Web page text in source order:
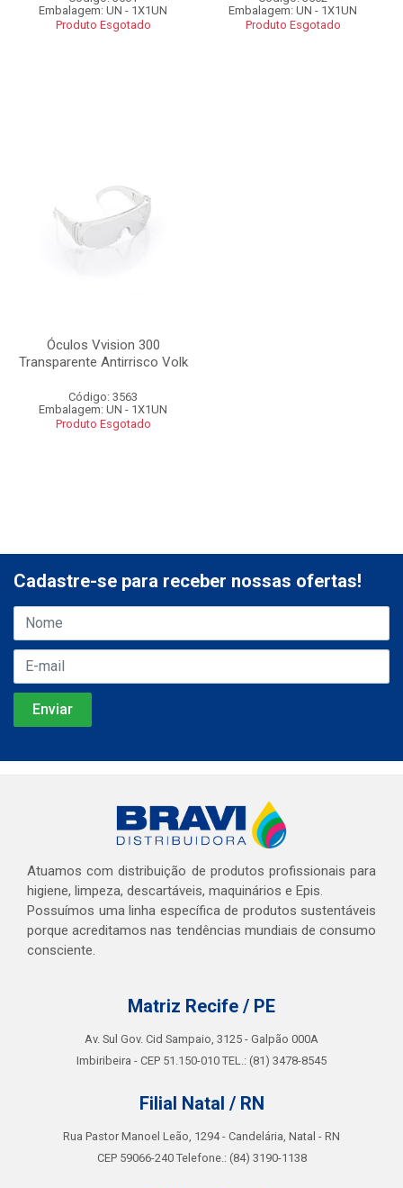
Embalagem: UN - 1X1UN
Produto Esgotado
Embalagem: UN - 1X1UN
Produto Esgotado
Óculos Vvision 300
Transparente Antirrisco Volk
Código: 3563
Embalagem: UN - 1X1UN
Produto Esgotado
Cadastre-se para receber nossas ofertas!
Atuamos com distribuição de produtos profissionais para
higiene, limpeza, descartáveis, maquinários e Epis.
Possuímos uma linha específica de produtos sustentáveis
porque acreditamos nas tendências mundiais de consumo
consciente.
Matriz Recife / PE
Av. Sul Gov. Cid Sampaio, 3125 - Galpão 000A
Imbiribeira - CEP 51.150-010 TEL.: (81) 3478-8545
Filial Natal / RN
Rua Pastor Manoel Leão, 1294 - Candelária, Natal - RN
CEP 59066-240 Telefone.: (84) 3190-1138